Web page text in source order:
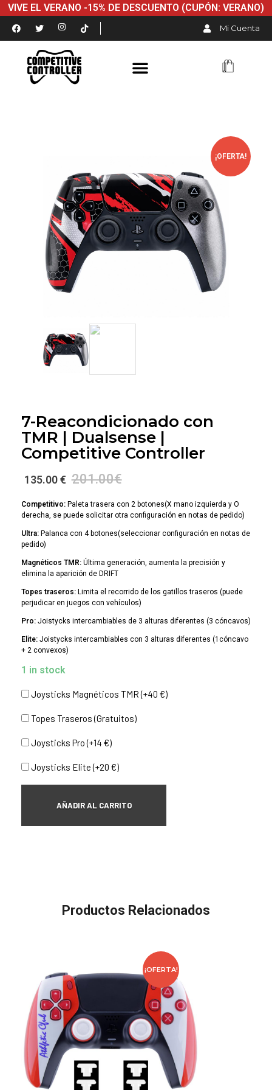
VIVE EL VERANO -15% DE DESCUENTO (CUPÓN: VERANO)
Mi Cuenta
7-Reacondicionado con
TMR | Dualsense |
Competitive Controller
¡OFERTA!
135.00 € 201.00€
Competitivo: Paleta trasera con 2 botones(X mano izquierda y O
derecha, se puede solicitar otra configuración en notas de pedido)
Ultra: Palanca con 4 botones(seleccionar configuración en notas de
pedido)
Magnéticos TMR: Última generación, aumenta la precisión y
elimina la aparición de DRIFT
Topes traseros: Limita el recorrido de los gatillos traseros (puede
perjudicar en juegos con vehículos)
Pro: Joistycks intercambiables de 3 alturas diferentes (3 cóncavos)
Elite: Joistycks intercambiables con 3 alturas diferentes (1cóncavo
+ 2 convexos)
1 in stock
Joysticks Magnéticos TMR (+40 €)
Topes Traseros (Gratuitos)
Joysticks Pro (+14 €)
Joysticks Elite (+20 €)
AÑADIR AL CARRITO
Productos Relacionados
¡OFERTA!